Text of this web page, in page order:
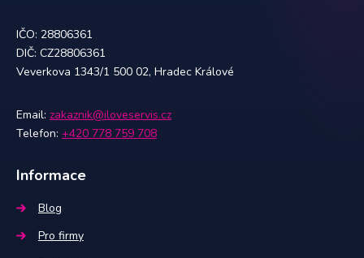
IČO: 28806361
DIČ: CZ28806361
Veverkova 1343/1 500 02, Hradec Králové
Email: zakaznik@iloveservis.cz
Telefon: +420 778 759 708
Informace
Blog
Pro firmy